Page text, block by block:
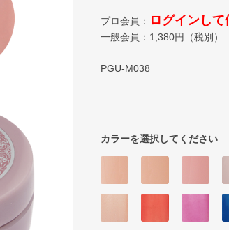
プロ会員： ログインし
一般会員： 1,380円（税別）
PGU-M038
カラーを選択してください